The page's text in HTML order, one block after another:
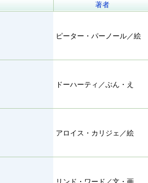
著者
ピーター・パーノール／絵
ドーハーティ／ぶん・え
アロイス・カリジェ／絵